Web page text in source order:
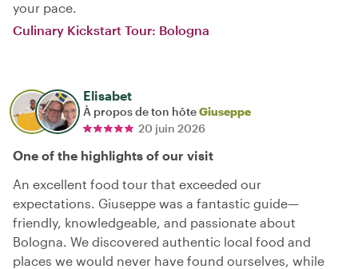
your pace.
Culinary Kickstart Tour: Bologna
Elisabet
À propos de ton hôteGiuseppe
20 juin 2026
One of the highlights of our visit
An excellent food tour that exceeded our
expectations. Giuseppe was a fantastic guide—
friendly, knowledgeable, and passionate about
Bologna. We discovered authentic local food and
places we would never have found ourselves, while